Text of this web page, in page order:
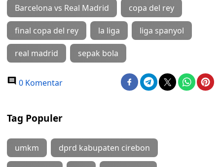
Barcelona vs Real Madrid copa del rey
final copa del rey la liga liga spanyol
real madrid sepak bola
0 Komentar
Tag Populer
umkm dprd kabupaten cirebon